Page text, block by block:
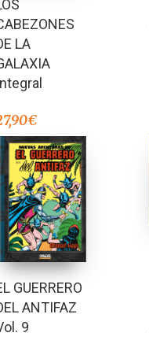
LA
€
GUERRERO
ANTIFAZ
9